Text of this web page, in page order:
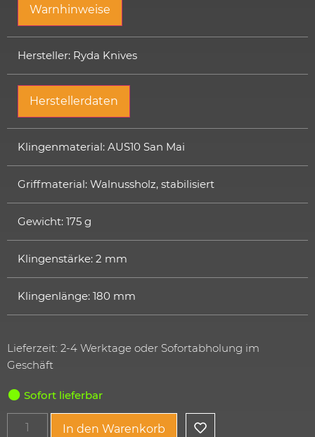
Warnhinweise
Hersteller: Ryda Knives
Herstellerdaten
Klingenmaterial: AUS10 San Mai
Griffmaterial: Walnussholz, stabilisiert
Gewicht: 175 g
Klingenstärke: 2 mm
Klingenlänge: 180 mm
Lieferzeit: 2-4 Werktage oder Sofortabholung im
Geschäft
Sofort lieferbar
In den Warenkorb